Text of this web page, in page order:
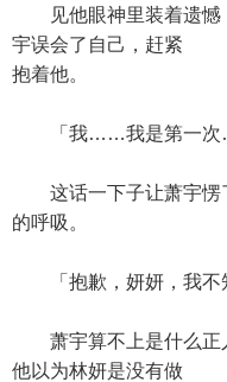
见他眼神里装着遗憾
宇误会了自己，赶紧
抱着他。
「我……我是第一次
这话一下子让萧宇愣
的呼吸。
「抱歉，妍妍，我不
萧宇算不上是什么正
他以为林妍是没有做